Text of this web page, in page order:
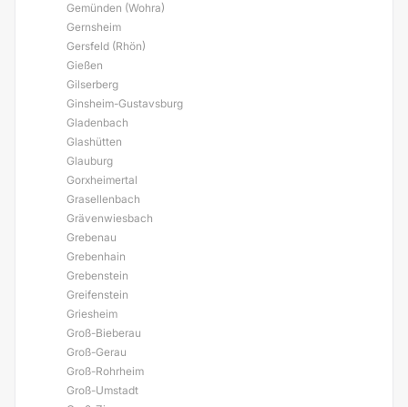
Gemünden (Wohra)
Gernsheim
Gersfeld (Rhön)
Gießen
Gilserberg
Ginsheim-Gustavsburg
Gladenbach
Glashütten
Glauburg
Gorxheimertal
Grasellenbach
Grävenwiesbach
Grebenau
Grebenhain
Grebenstein
Greifenstein
Griesheim
Groß-Bieberau
Groß-Gerau
Groß-Rohrheim
Groß-Umstadt